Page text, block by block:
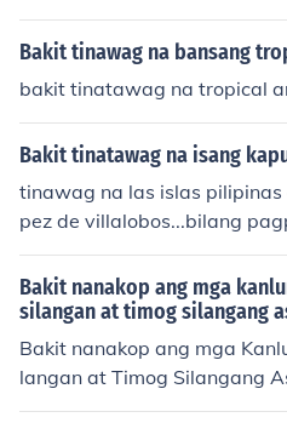
agpapakita ng kahalagahan
atagpuan sa kabila ng mga
bansa.
g mga magagandang
n, at mayamang
nsa, kung saan ang mga tao
at pagkakakilanlan. Ang
o ng halaga at kahalagahan
Silangan.
Bakit tinawag na bansang
bakit tinatawag na tropical
Bakit tinatawag na isang
tinawag na las islas
pez de villalobos...bilang
ya na si king Philip 2....
Bakit nanakop ang mga
silangan at timog silangang
Bakit nanakop ang mga
langan at Timog Silangang